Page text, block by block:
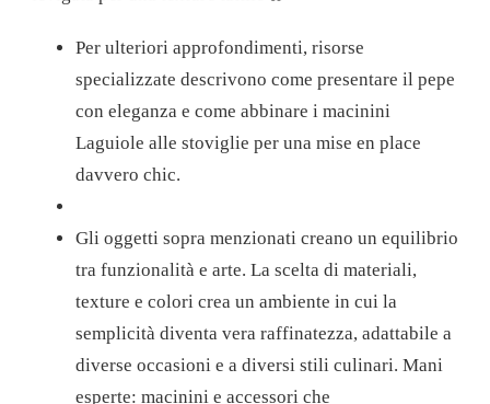
Per ulteriori approfondimenti, risorse
specializzate descrivono come presentare il pepe
con eleganza e come abbinare i macinini
Laguiole alle stoviglie per una mise en place
davvero chic.
Gli oggetti sopra menzionati creano un equilibrio
tra funzionalità e arte. La scelta di materiali,
texture e colori crea un ambiente in cui la
semplicità diventa vera raffinatezza, adattabile a
diverse occasioni e a diversi stili culinari. Mani
esperte: macinini e accessori che